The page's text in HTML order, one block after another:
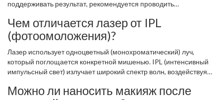
поддерживать результат, рекомендуется проводить
пигментации и сосудов считается постоянным, если новые
факторы (солнце, гормоны) не провоцируют их повторное
появление.
Чем отличается лазер от IPL
(фотоомоложения)?
Лазер использует одноцветный (монохроматический) луч,
который поглощается конкретной мишенью. IPL (интенсивный
импульсный свет) излучает широкий спектр волн, воздействуя
для общего улучшения тона и лечения купероза, но менее
Можно ли наносить макияж после